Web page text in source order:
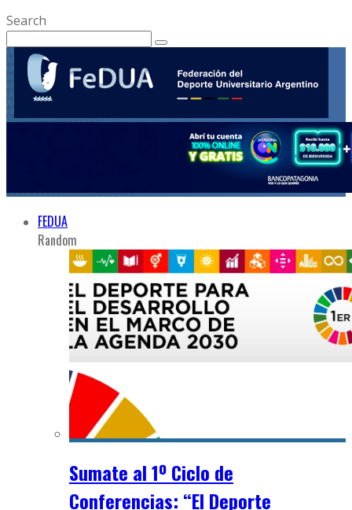
Search
FEDUA
Random
Sumate al 1º Ciclo de
Conferencias: “El Deporte